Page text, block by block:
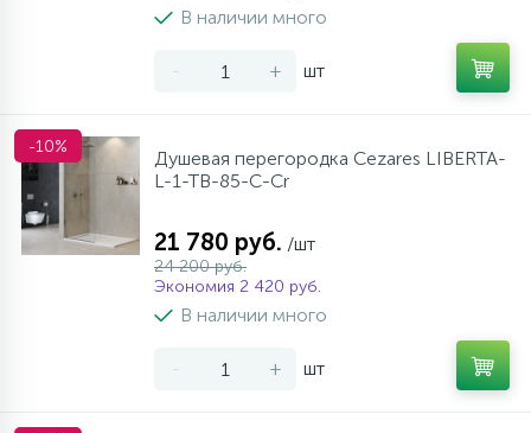
В наличии много
- + шт
-10%
Душевая перегородка Cezares LIBERTA-
L-1-TB-85-C-Cr
21 780 руб. /шт
24 200 руб.
Экономия 2 420 руб.
В наличии много
- + шт